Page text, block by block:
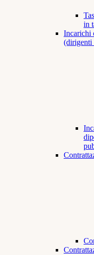
in
Incarichi
(dirigenti